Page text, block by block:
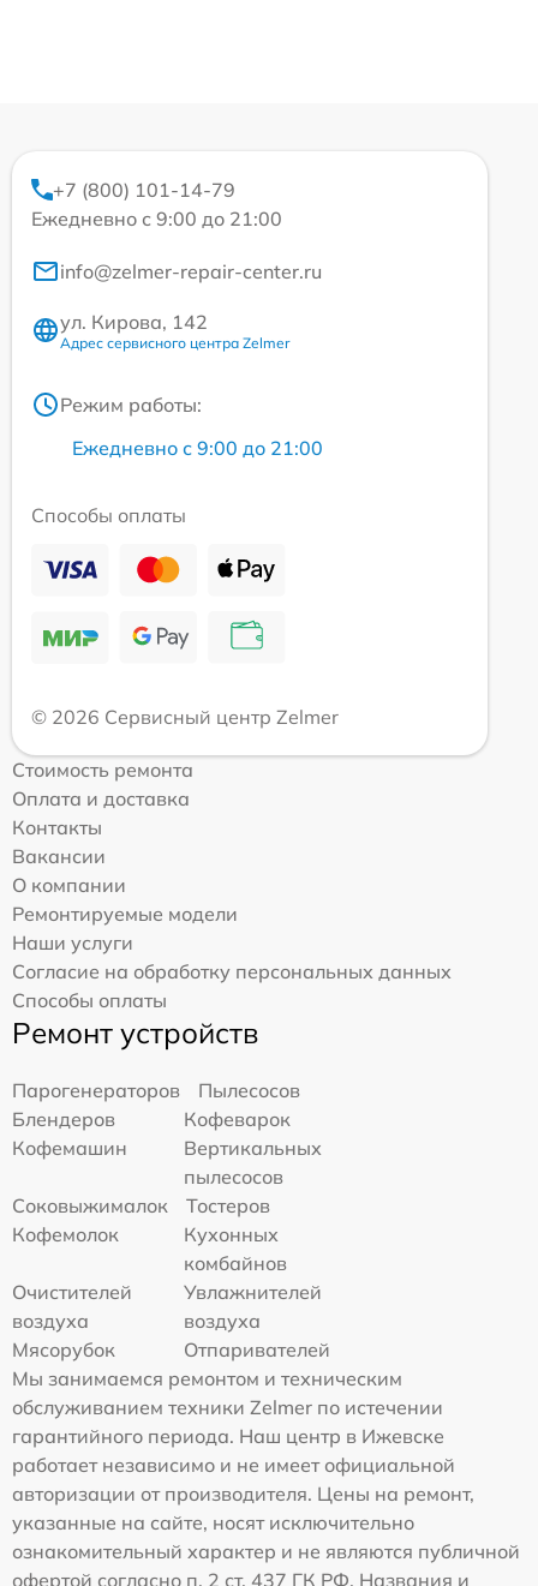
+7 (800) 101-14-79
Ежедневно с 9:00 до 21:00
info@zelmer-repair-center.ru
ул. Кирова, 142
Адрес сервисного центра Zelmer
Режим работы:
Ежедневно с 9:00 до 21:00
Способы оплаты
© 2026 Сервисный центр Zelmer
Стоимость ремонта
Оплата и доставка
Контакты
Вакансии
О компании
Ремонтируемые модели
Наши услуги
Согласие на обработку персональных данных
Способы оплаты
Ремонт устройств
Парогенераторов
Пылесосов
Блендеров
Кофеварок
Кофемашин
Вертикальных
пылесосов
Соковыжималок
Тостеров
Кофемолок
Кухонных
комбайнов
Очистителей
воздуха
Увлажнителей
воздуха
Мясорубок
Отпаривателей
Мы занимаемся ремонтом и техническим
обслуживанием техники Zelmer по истечении
гарантийного периода. Наш центр в Ижевске
работает независимо и не имеет официальной
авторизации от производителя. Цены на ремонт,
указанные на сайте, носят исключительно
ознакомительный характер и не являются публичной
офертой согласно п. 2 ст. 437 ГК РФ. Названия и